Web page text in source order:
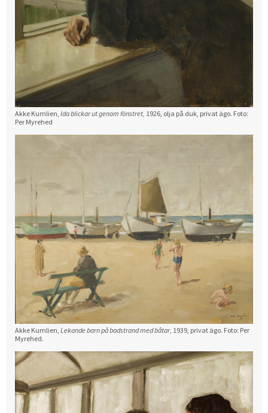
Akke Kumlien, Ida blickar ut genom fönstret, 1926, olja på duk, privat ägo. Foto:
Per Myrehed
Akke Kumlien, Lekande barn på badstrand med båtar, 1939, privat ägo. Foto: Per
Myrehed.